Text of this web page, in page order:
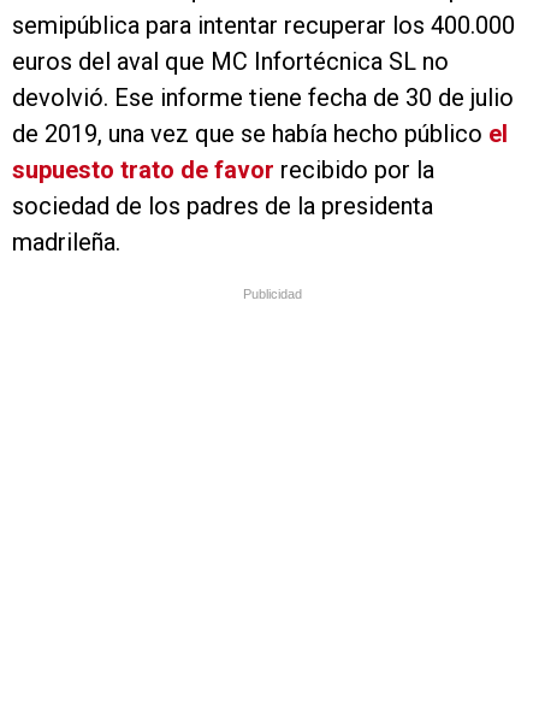
semipública para intentar recuperar los 400.000
euros del aval que MC Infortécnica SL no
devolvió. Ese informe tiene fecha de 30 de julio
de 2019, una vez que se había hecho público el
supuesto trato de favor recibido por la
sociedad de los padres de la presidenta
madrileña.
Publicidad